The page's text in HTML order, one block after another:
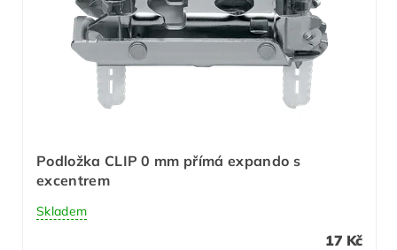
Podložka CLIP 0 mm přímá expando s
excentrem
Skladem
17 Kč